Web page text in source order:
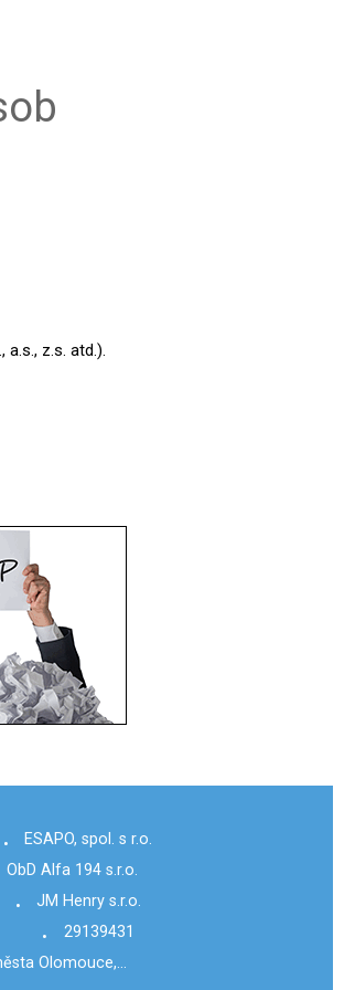
z.s. atd.).
•
ESAPO, spol. s r.o.
ObD Alfa 194 s.r.o.
•
JM Henry s.r.o.
•
29139431
Olomouce,…